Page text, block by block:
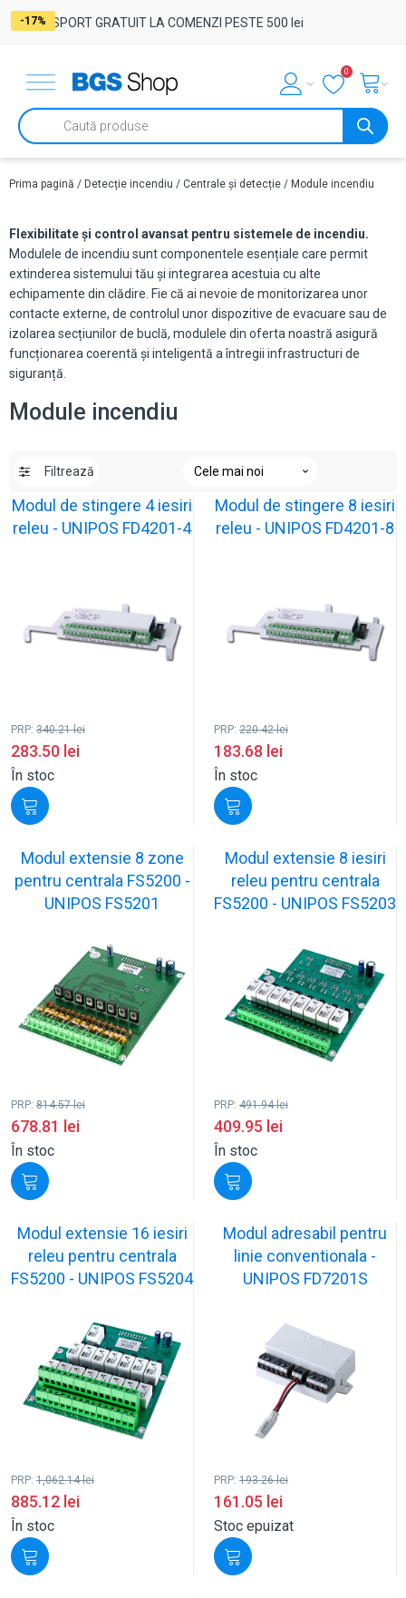
TRANSPORT GRATUIT LA COMENZI PESTE 500 lei
0
Products
search
Prima pagină / Detecție incendiu / Centrale și detecție / Module incendiu
Flexibilitate și control avansat pentru sistemele de incendiu.
Modulele de incendiu sunt componentele esențiale care permit
extinderea sistemului tău și integrarea acestuia cu alte
echipamente din clădire. Fie că ai nevoie de monitorizarea unor
contacte externe, de controlul unor dispozitive de evacuare sau de
izolarea secțiunilor de buclă, modulele din oferta noastră asigură
funcționarea coerentă și inteligentă a întregii infrastructuri de
siguranță.
Module incendiu
Filtrează
-17%
Modul de stingere 4 iesiri
releu - UNIPOS FD4201-4
PRP: 340.21lei
283.50 lei
În stoc
-17%
Modul de stingere 8 iesiri
releu - UNIPOS FD4201-8
PRP: 220.42lei
183.68 lei
În stoc
-17%
Modul extensie 8 zone
pentru centrala FS5200 -
UNIPOS FS5201
PRP: 814.57lei
678.81 lei
În stoc
-17%
Modul extensie 8 iesiri
releu pentru centrala
FS5200 - UNIPOS FS5203
PRP: 491.94lei
409.95 lei
În stoc
-17%
Modul extensie 16 iesiri
releu pentru centrala
FS5200 - UNIPOS FS5204
PRP: 1,062.14lei
885.12 lei
În stoc
-17%
Modul adresabil pentru
linie conventionala -
UNIPOS FD7201S
PRP: 193.26lei
161.05 lei
Stoc epuizat
-17%
-17%